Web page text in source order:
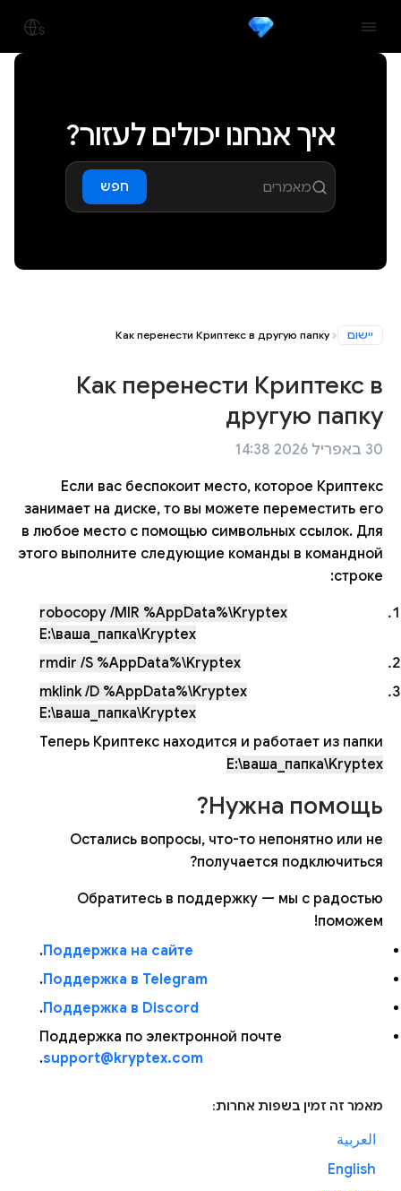
איך אנחנו יכולים לעזור?
חפש
יישום Как перенести Криптекс в другую папку
Как перенести Криптекс в
другую папку
30 באפריל 2026 14:38
Если вас беспокоит место, которое Криптекс
занимает на диске, то вы можете переместить его
в любое место с помощью символьных ссылок. Для
этого выполните следующие команды в командной
строке:
robocopy /MIR %AppData%\Kryptex
E:\ваша_папка\Kryptex
rmdir /S %AppData%\Kryptex
mklink /D %AppData%\Kryptex
E:\ваша_папка\Kryptex
Теперь Криптекс находится и работает из папки
E:\ваша_папка\Kryptex
Нужна помощь?
Остались вопросы, что-то непонятно или не
получается подключиться?
Обратитесь в поддержку — мы с радостью
поможем!
Поддержка на сайте
.
Поддержка в Telegram
.
Поддержка в Discord
.
Поддержка по электронной почте
support@kryptex.com
.
מאמר זה זמין בשפות אחרות:
العربية
English